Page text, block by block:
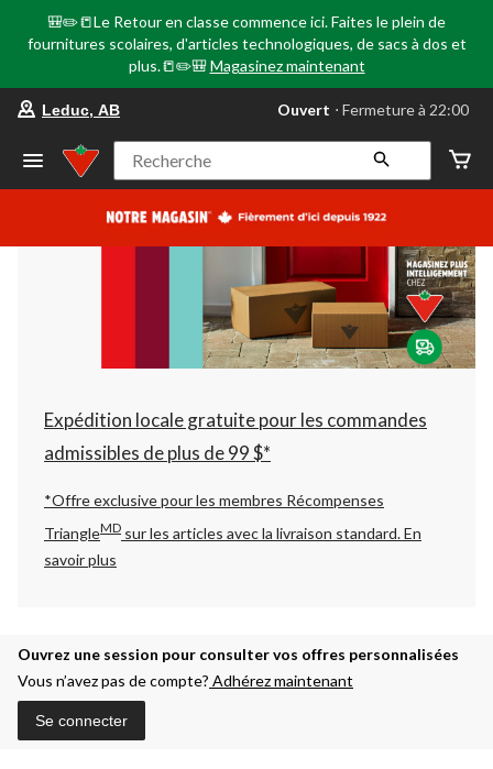
🎒✏️📒Le Retour en classe commence ici. Faites le plein de
fournitures scolaires, d'articles technologiques, de sacs à dos et
plus.📒✏️🎒 Magasinez maintenant
votre
préféré
Leduc,
AB,
courament
Fermeture
à
22:00
cliquer
pour
changer
Leduc, AB Ouvert ⋅ Fermeture à 22:00
Recherche
Expédition locale gratuite pour les commandes
admissibles de plus de 99 $*
*Offre exclusive pour les membres Récompenses
TriangleMD sur les articles avec la livraison standard.En
savoir plus
Ouvrez une session pour consulter vos offres personnalisées
Vous n’avez pas de compte? Adhérez maintenant
Se connecter